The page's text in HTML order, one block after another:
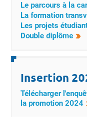
Le parcours à la
La formation
Les projets
Double diplôme
Insertion
Télécharger
la promotion 2024